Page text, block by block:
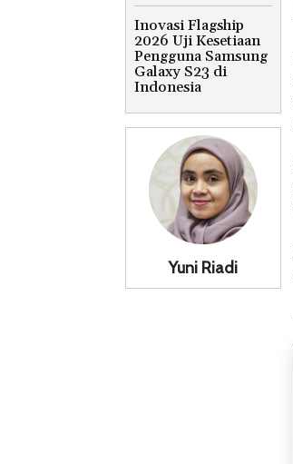
Inovasi Flagship
2026 Uji Kesetiaan
Pengguna Samsung
Galaxy S23 di
Indonesia
Yuni Riadi